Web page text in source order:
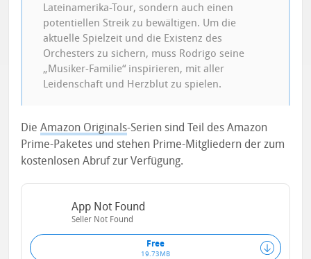
Lateinamerika-Tour, sondern auch einen
potentiellen Streik zu bewältigen. Um die
aktuelle Spielzeit und die Existenz des
Orchesters zu sichern, muss Rodrigo seine
„Musiker-Familie“ inspirieren, mit aller
Leidenschaft und Herzblut zu spielen.
DieAmazon Originals-Serien sind Teil des Amazon
Prime-Paketes und stehen Prime-Mitgliedern der zum
kostenlosen Abruf zur Verfügung.
App Not Found
Seller Not Found
Free
19.73MB